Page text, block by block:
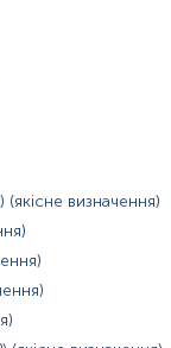
через 14 днів
контакти.
(лише через 3
визначення)